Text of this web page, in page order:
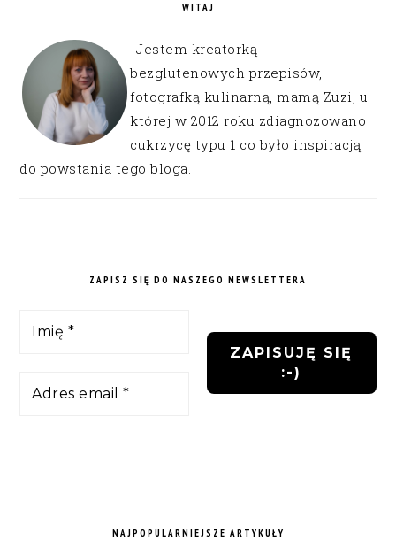
WITAJ
Jestem kreatorką
bezglutenowych przepisów,
fotografką kulinarną, mamą Zuzi, u
której w 2012 roku zdiagnozowano
cukrzycę typu 1 co było inspiracją
do powstania tego bloga.
ZAPISZ SIĘ DO NASZEGO NEWSLETTERA
NAJPOPULARNIEJSZE ARTYKUŁY